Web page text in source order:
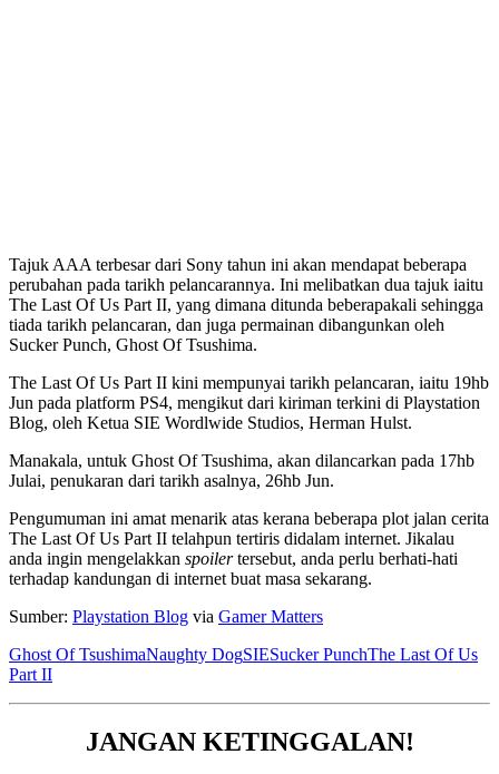
Tajuk AAA terbesar dari Sony tahun ini akan mendapat beberapa
perubahan pada tarikh pelancarannya. Ini melibatkan dua tajuk iaitu
The Last Of Us Part II, yang dimana ditunda beberapakali sehingga
tiada tarikh pelancaran, dan juga permainan dibangunkan oleh
Sucker Punch, Ghost Of Tsushima.
The Last Of Us Part II kini mempunyai tarikh pelancaran, iaitu 19hb
Jun pada platform PS4, mengikut dari kiriman terkini di Playstation
Blog, oleh Ketua SIE Wordlwide Studios, Herman Hulst.
Manakala, untuk Ghost Of Tsushima, akan dilancarkan pada 17hb
Julai, penukaran dari tarikh asalnya, 26hb Jun.
Pengumuman ini amat menarik atas kerana beberapa plot jalan cerita
The Last Of Us Part II telahpun tertiris didalam internet. Jikalau
anda ingin mengelakkan spoilertersebut, anda perlu berhati-hati
terhadap kandungan di internet buat masa sekarang.
Sumber: Playstation Blog via Gamer Matters
Ghost Of TsushimaNaughty DogSIESucker PunchThe Last Of Us
Part II
JANGAN KETINGGALAN!